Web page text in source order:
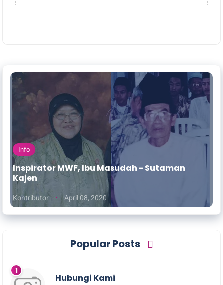
Info
Inspirator MWF, Ibu Masudah - Sutaman
Kajen
Kontributor April 08, 2020
Popular Posts
Hubungi Kami